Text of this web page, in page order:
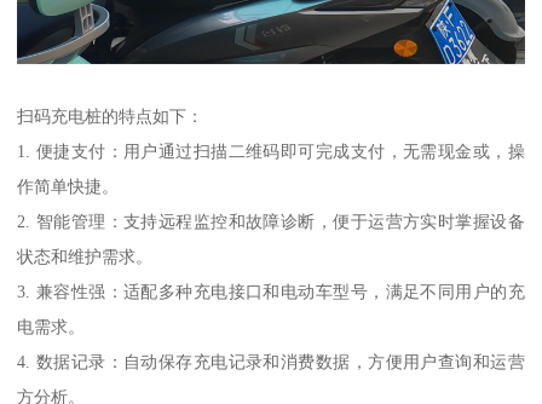
扫码充电桩的特点如下：
1. 便捷支付：用户通过扫描二维码即可完成支付，无需现金或，操
作简单快捷。
2. 智能管理：支持远程监控和故障诊断，便于运营方实时掌握设备
状态和维护需求。
3. 兼容性强：适配多种充电接口和电动车型号，满足不同用户的充
电需求。
4. 数据记录：自动保存充电记录和消费数据，方便用户查询和运营
方分析。